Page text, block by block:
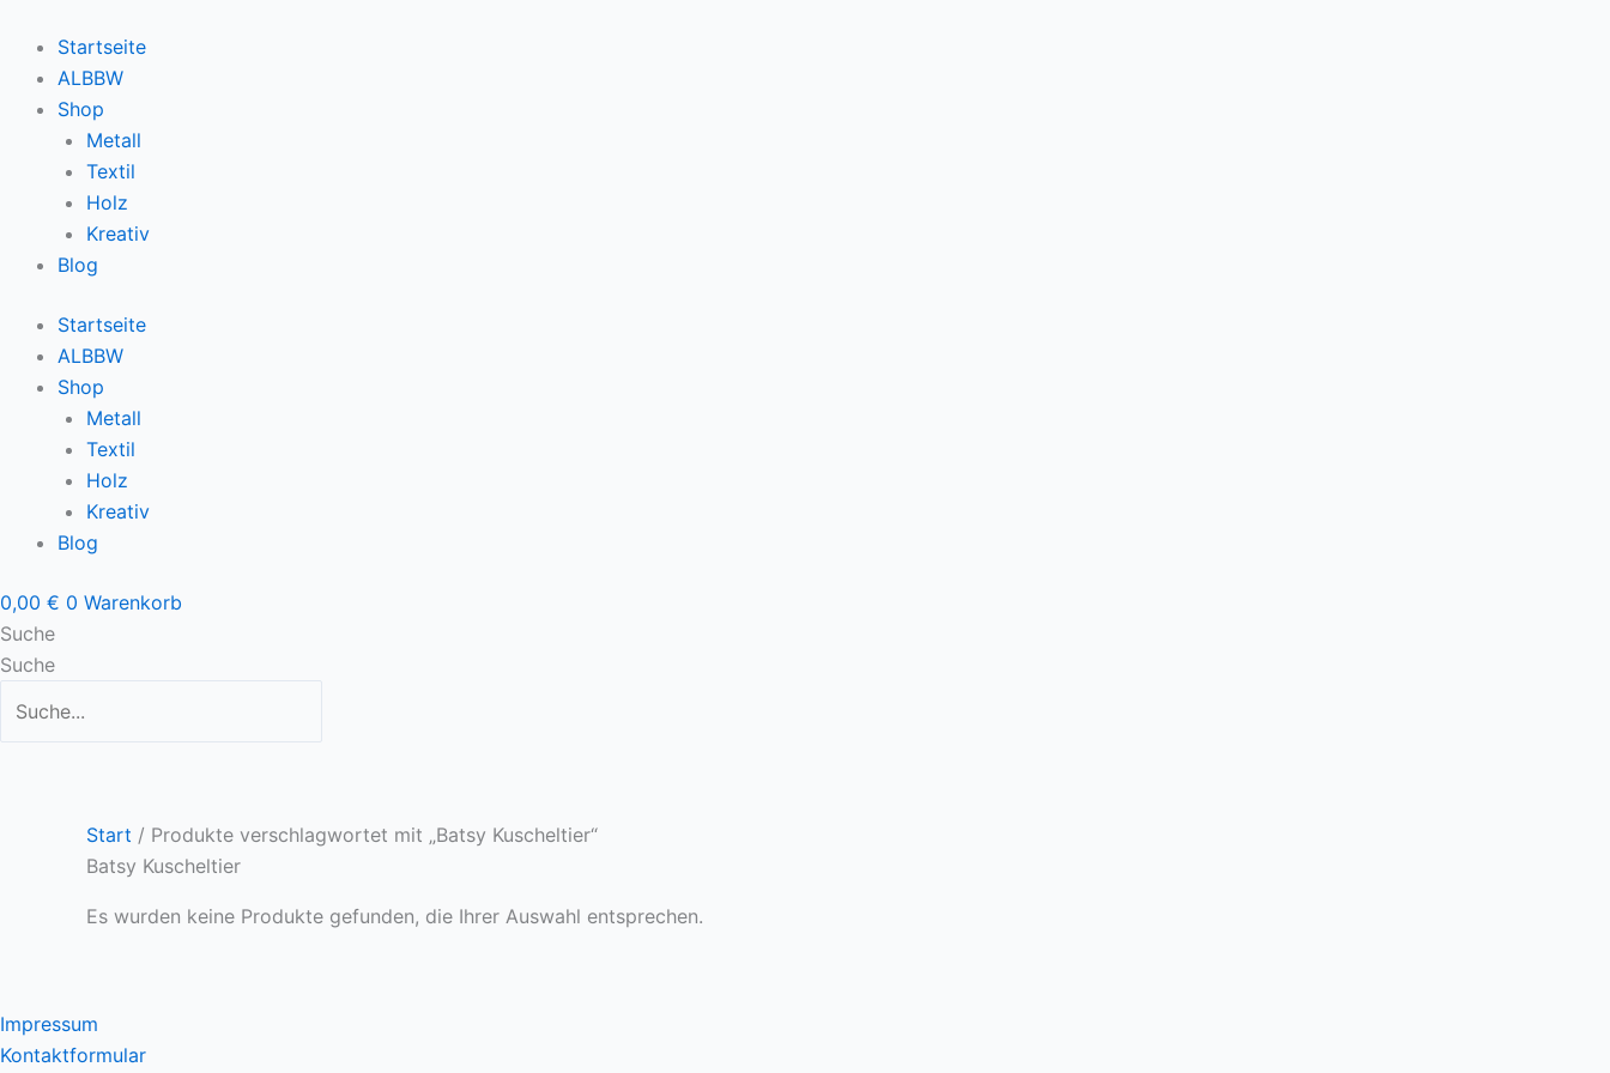
Inhalt
springen
Startseite
ALBBW
Shop
Metall
Textil
Holz
Kreativ
Blog
Startseite
ALBBW
Shop
Metall
Textil
Holz
Kreativ
Blog
0,00 € 0 Warenkorb
Suche
Suche
Start / Produkte verschlagwortet mit „Batsy Kuscheltier“
Batsy Kuscheltier
Es wurden keine Produkte gefunden, die Ihrer Auswahl entsprechen.
Impressum
Kontaktformular